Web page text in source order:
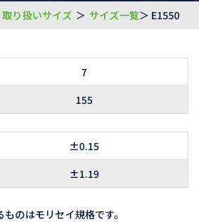
取り扱いサイズ ＞ サイズ一覧＞ E1550
7
155
±0.15
±1.19
のはモリセイ規格です。